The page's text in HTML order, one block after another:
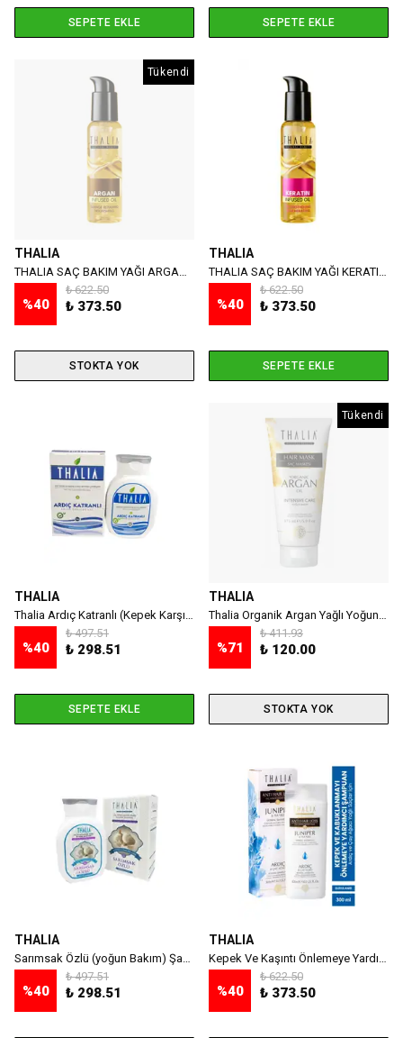
SEPETE EKLE SEPETE EKLE
Tükendi
THALIA
THALIA SAÇ BAKIM YAĞI ARGAN 100 ML
%40
₺ 622.50
₺ 373.50
STOKTA YOK
THALIA
THALIA SAÇ BAKIM YAĞI KERATIN 100 ML
%40
₺ 622.50
₺ 373.50
SEPETE EKLE
THALIA
Thalia Ardıç Katranlı (Kepek Karşıtı) Şampuan 300 ml
%40
₺ 497.51
₺ 298.51
SEPETE EKLE
Tükendi
THALIA
Thalia Organik Argan Yağlı Yoğun Nemlendiricili Saç Bakım Maskesi - 175 ml
%71
₺ 411.93
₺ 120.00
STOKTA YOK
THALIA
Sarımsak Özlü (yoğun Bakım) Şampuan 300 Ml
%40
₺ 497.51
₺ 298.51
THALIA
Kepek Ve Kaşıntı Önlemeye Yardımcı Ardıç Ve Çay Ağacı Yağlı Saç Bakım Şampuanı - 300 Ml
%40
₺ 622.50
₺ 373.50